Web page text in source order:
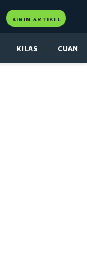
KIRIM ARTIKEL
KILAS CUAN